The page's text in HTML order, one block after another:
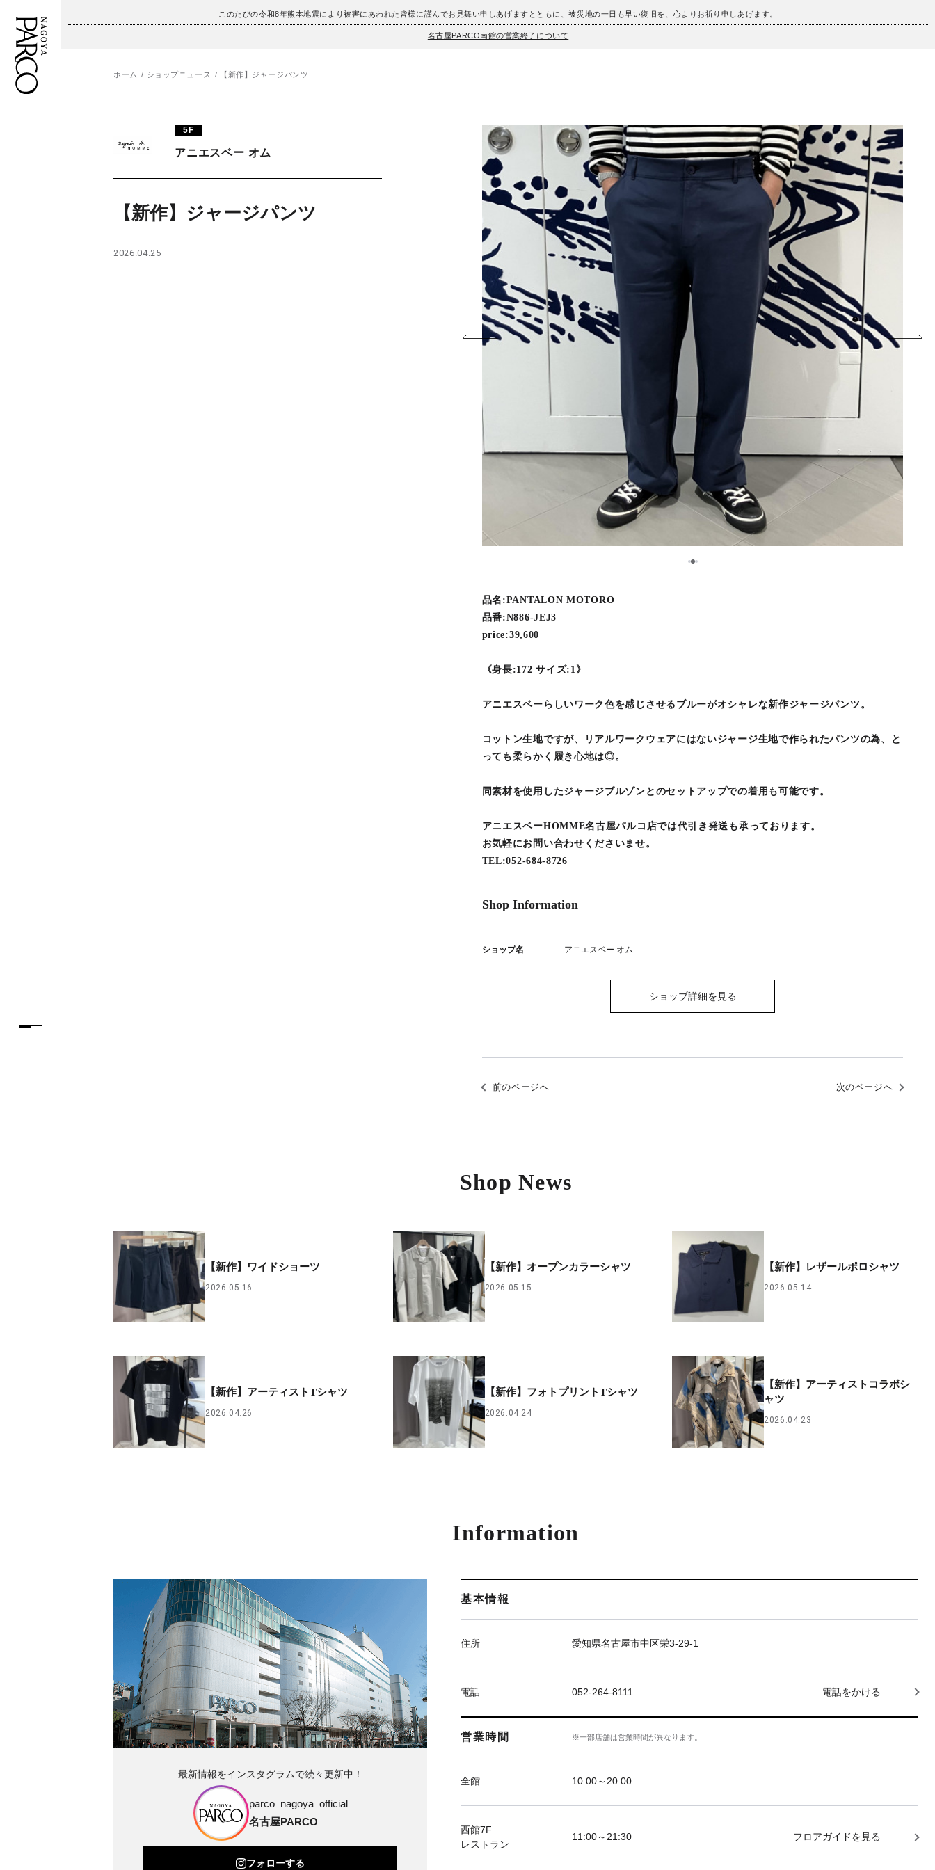
このたびの令和8年熊本地震により被害にあわれた皆様に謹んでお見舞い申しあげますとともに、被災地の一日も早い復旧を、心よりお祈り申しあげます。
名古屋PARCO南館の営業終了について
施設案内・アクセス
ホーム ショップニュース 【新作】ジャージパンツ
5F
アニエスベー オム
【新作】ジャージパンツ
2026.04.25
123
品名:PANTALON MOTORO
品番:N886-JEJ3
price:39,600
《身長:172 サイズ:1》
アニエスベーらしいワーク色を感じさせるブルーがオシャレな新作ジャージパンツ。
コットン生地ですが、リアルワークウェアにはないジャージ生地で作られたパンツの為、と
っても柔らかく履き心地は◎。
同素材を使用したジャージブルゾンとのセットアップでの着用も可能です。
アニエスベーHOMME名古屋パルコ店では代引き発送も承っております。
お気軽にお問い合わせくださいませ。
TEL:052-684-8726
Shop Information
ショップ名 アニエスベー オム
ショップ詳細を見る
前のページへ 次のページへ
Shop News
【新作】ワイドショーツ
2026.05.16
【新作】オープンカラーシャツ
2026.05.15
【新作】レザールポロシャツ
2026.05.14
【新作】アーティストTシャツ
2026.04.26
【新作】フォトプリントTシャツ
2026.04.24
【新作】アーティストコラボシ
ャツ
2026.04.23
Information
基本情報
住所 愛知県名古屋市中区栄3-29-1
電話 052-264-8111 電話をかける
営業時間 ※一部店舗は営業時間が異なります。
全館 10:00～20:00
西館7F
レストラン
11:00～21:30 フロアガイドを見る
最新情報をインスタグラムで続々更新中！
parco_nagoya_official
名古屋PARCO
フォローする